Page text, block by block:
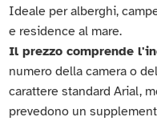
Ideale per alberghi,
e residence al mare.
Il prezzo comprende
numero della camera o
carattere standard Arial,
prevedono un